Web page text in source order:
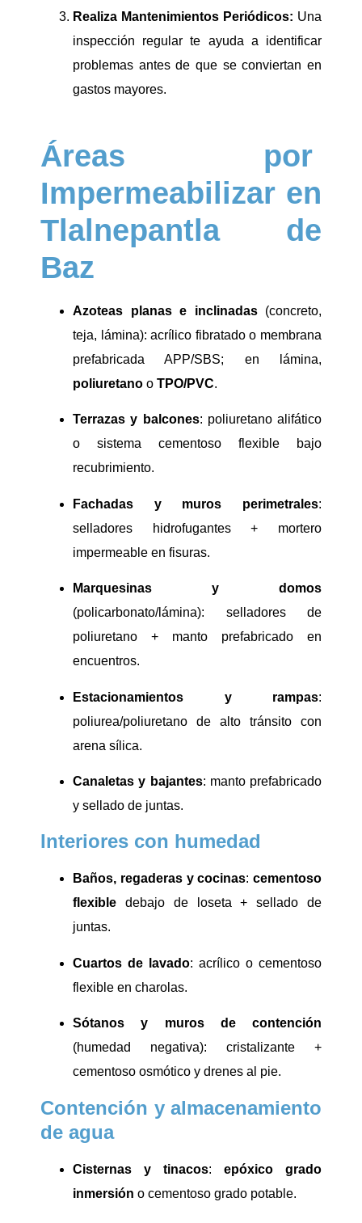
Realiza Mantenimientos Periódicos: Una
inspección regular te ayuda a identificar
problemas antes de que se conviertan en
gastos mayores.
Áreas por
Impermeabilizar en
Tlalnepantla de
Baz
Azoteas planas e inclinadas(concreto,
teja, lámina): acrílico fibratado o membrana
prefabricada APP/SBS; en lámina,
poliuretano o TPO/PVC.
Terrazas y balcones: poliuretano alifático
o sistema cementoso flexible bajo
recubrimiento.
Fachadas y muros perimetrales:
selladores hidrofugantes + mortero
impermeable en fisuras.
Marquesinas y domos
(policarbonato/lámina): selladores de
poliuretano + manto prefabricado en
encuentros.
Estacionamientos y rampas:
poliurea/poliuretano de alto tránsito con
arena sílica.
Canaletas y bajantes: manto prefabricado
y sellado de juntas.
Interiores con humedad
Baños, regaderas y cocinas: cementoso
flexible debajo de loseta + sellado de
juntas.
Cuartos de lavado: acrílico o cementoso
flexible en charolas.
Sótanos y muros de contención
(humedad negativa): cristalizante +
cementoso osmótico y drenes al pie.
Contención y almacenamiento
de agua
Cisternas y tinacos: epóxico grado
inmersión o cementoso grado potable.